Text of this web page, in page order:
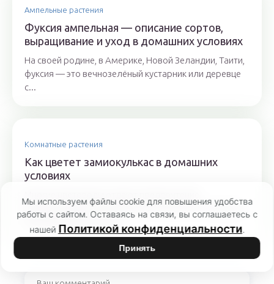
Ампельные растения
Фуксия ампельная — описание сортов,
выращивание и уход в домашних условиях
На своей родине, в Америке, Новой Зеландии, Таити,
фуксия — это вечнозелёный кустарник или деревце
с...
Комнатные растения
Как цветет замиокулькас в домашних
условиях
неприхотливым экземплярам семейства Ароидные и
Мы используем файлы cookie для повышения удобства
работы с сайтом. Оставаясь на связи, вы соглашаетесь с
нашей Политикой конфиденциальности.
Принять